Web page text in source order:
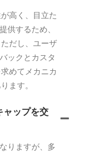
高く、目立た
供するため、
だし、ユーザ
ックとカスタ
めてメカニカ
ます。
ャップを交
りますが、多